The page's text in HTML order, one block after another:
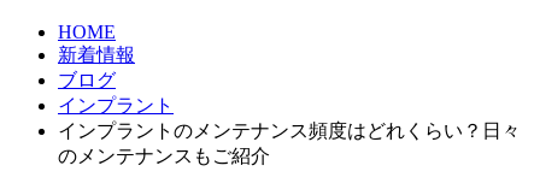
HOME
新着情報
ブログ
インプラント
インプラントのメンテナンス頻度はどれくらい？日々
のメンテナンスもご紹介